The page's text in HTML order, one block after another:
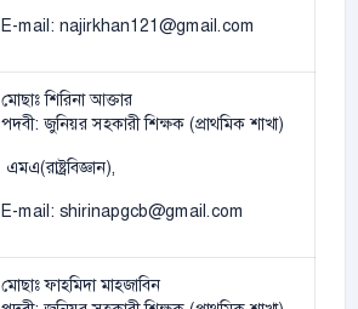
E-mail: najirkhan121@gmail.com
মোছাঃ শিরিনা আক্তার
পদবী: জুনিয়র সহকারী শিক্ষক (প্রাথমিক শাখা)
এমএ(রাষ্ট্রবিজ্ঞান),
E-mail: shirinapgcb@gmail.com
মোছাঃ ফাহমিদা মাহজাবিন